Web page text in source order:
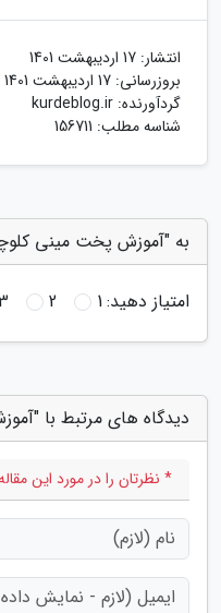
انتشار: 17 اردیبهشت 1401
بروزرسانی: 17 اردیبهشت 1401
گردآورنده: kurdeblog.ir
شناسه مطلب: 156711
به "آموزش پخت مینی
امتیاز دهید:1
2
دیدگاه های مرتبط با
* نظرتان را در مورد این